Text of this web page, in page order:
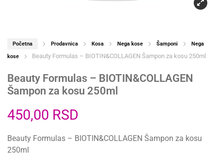
Početna Prodavnica Kosa Nega kose Šamponi
Nega
kose
Beauty Formulas – BIOTIN&COLLAGEN Šampon za kosu 250ml
Beauty Formulas – BIOTIN&COLLAGEN
Šampon za kosu 250ml
450,00 RSD
Beauty Formulas – BIOTIN&COLLAGEN Šampon za kosu
250ml